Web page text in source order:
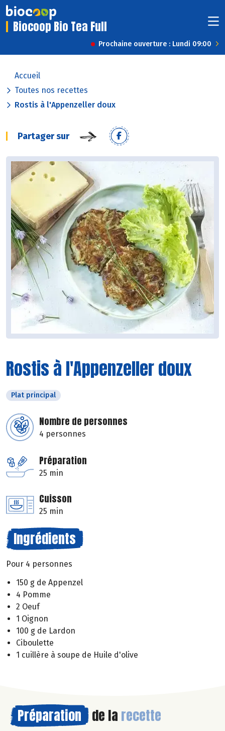
Biocoop Bio Tea Full
Prochaine ouverture : Lundi 09:00
Accueil
Toutes nos recettes
Rostis à l'Appenzeller doux
Partager sur
Rostis à l'Appenzeller doux
Plat principal
Nombre de personnes
4 personnes
Préparation
25 min
Cuisson
25 min
Ingrédients
Pour 4 personnes
150 g de Appenzel
4 Pomme
2 Oeuf
1 Oignon
100 g de Lardon
Ciboulette
1 cuillère à soupe de Huile d'olive
Préparation de la recette